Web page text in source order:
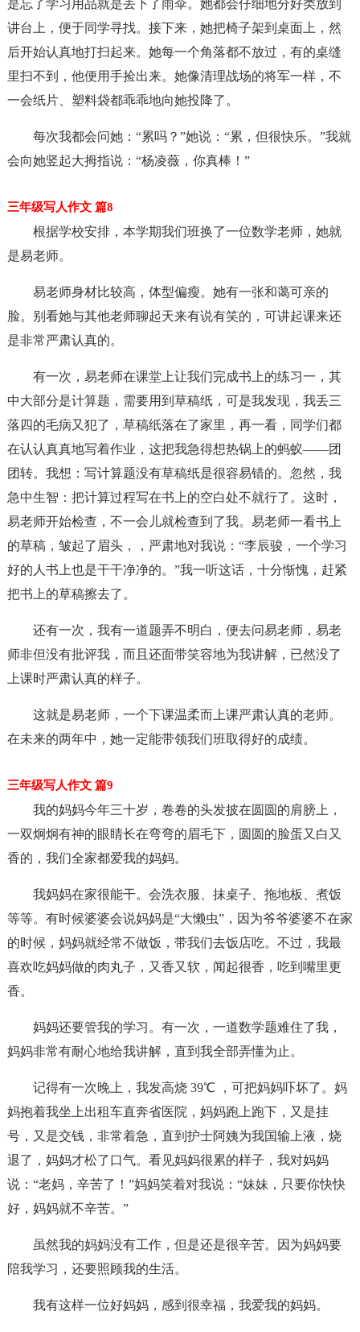
是忘了学习用品就是丢下了雨伞。她都会仔细地分好类放到
讲台上，便于同学寻找。接下来，她把椅子架到桌面上，然
后开始认真地打扫起来。她每一个角落都不放过，有的桌缝
里扫不到，他便用手捡出来。她像清理战场的将军一样，不
一会纸片、塑料袋都乖乖地向她投降了。
每次我都会问她：“累吗？”她说：“累，但很快乐。”我就
会向她竖起大拇指说：“杨凌薇，你真棒！”
三年级写人作文 篇8
根据学校安排，本学期我们班换了一位数学老师，她就
是易老师。
易老师身材比较高，体型偏瘦。她有一张和蔼可亲的
脸。别看她与其他老师聊起天来有说有笑的，可讲起课来还
是非常严肃认真的。
有一次，易老师在课堂上让我们完成书上的练习一，其
中大部分是计算题，需要用到草稿纸，可是我发现，我丢三
落四的毛病又犯了，草稿纸落在了家里，再一看，同学们都
在认认真真地写着作业，这把我急得想热锅上的蚂蚁——团
团转。我想：写计算题没有草稿纸是很容易错的。忽然，我
急中生智：把计算过程写在书上的空白处不就行了。这时，
易老师开始检查，不一会儿就检查到了我。易老师一看书上
的草稿，皱起了眉头，，严肃地对我说：“李辰骏，一个学习
好的人书上也是干干净净的。”我一听这话，十分惭愧，赶紧
把书上的草稿擦去了。
还有一次，我有一道题弄不明白，便去问易老师，易老
师非但没有批评我，而且还面带笑容地为我讲解，已然没了
上课时严肃认真的样子。
这就是易老师，一个下课温柔而上课严肃认真的老师。
在未来的两年中，她一定能带领我们班取得好的成绩。
三年级写人作文 篇9
我的妈妈今年三十岁，卷卷的头发披在圆圆的肩膀上，
一双炯炯有神的眼睛长在弯弯的眉毛下，圆圆的脸蛋又白又
香的，我们全家都爱我的妈妈。
我妈妈在家很能干。会洗衣服、抹桌子、拖地板、煮饭
等等。有时候婆婆会说妈妈是“大懒虫”，因为爷爷婆婆不在家
的时候，妈妈就经常不做饭，带我们去饭店吃。不过，我最
喜欢吃妈妈做的肉丸子，又香又软，闻起很香，吃到嘴里更
香。
妈妈还要管我的学习。有一次，一道数学题难住了我，
妈妈非常有耐心地给我讲解，直到我全部弄懂为止。
记得有一次晚上，我发高烧 39℃ ，可把妈妈吓坏了。妈
妈抱着我坐上出租车直奔省医院，妈妈跑上跑下，又是挂
号，又是交钱，非常着急，直到护士阿姨为我国输上液，烧
退了，妈妈才松了口气。看见妈妈很累的样子，我对妈妈
说：“老妈，辛苦了！”妈妈笑着对我说：“妹妹，只要你快快
好，妈妈就不辛苦。”
虽然我的妈妈没有工作，但是还是很辛苦。因为妈妈要
陪我学习，还要照顾我的生活。
我有这样一位好妈妈，感到很幸福，我爱我的妈妈。